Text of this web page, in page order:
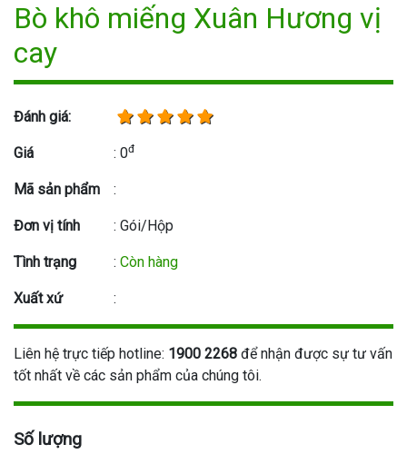
Bò khô miếng Xuân Hương vị
cay
Đánh giá:
Giá : 0đ
Mã sản phẩm :
Đơn vị tính : Gói/Hộp
Tình trạng : Còn hàng
Xuất xứ :
Liên hệ trực tiếp hotline: 1900 2268 để nhận được sự tư vấn
tốt nhất về các sản phẩm của chúng tôi.
Số lượng